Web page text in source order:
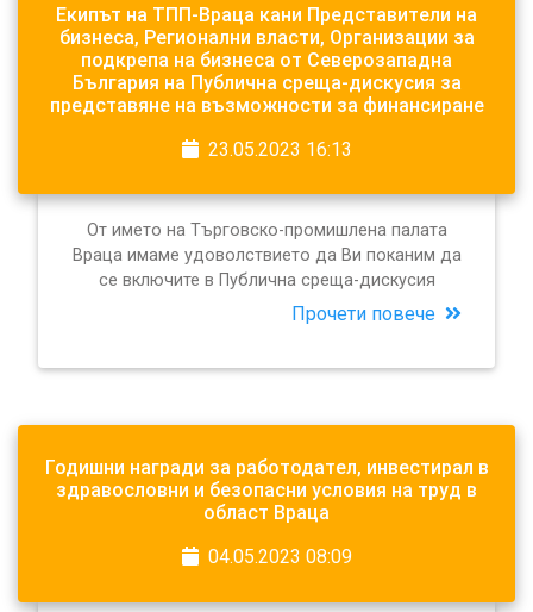
Екипът на ТПП-Враца кани Представители на
бизнеса, Регионални власти, Организации за
подкрепа на бизнеса от Северозападна
България на Публична среща-дискусия за
представяне на възможности за финансиране
23.05.2023 16:13
От името на Търговско-промишлена палата
Враца имаме удоволствието да Ви поканим да
се включите в Публична среща-дискусия
Прочети повече
Годишни награди за работодател, инвестирал в
здравословни и безопасни условия на труд в
област Враца
04.05.2023 08:09